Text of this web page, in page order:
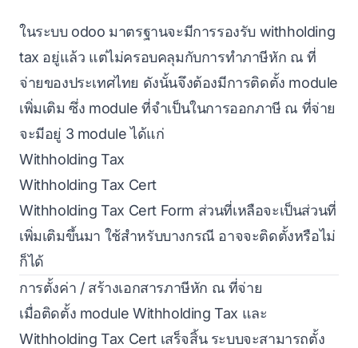
ในระบบ odoo มาตรฐานจะมีการรองรับ withholding
tax อยู่แล้ว แต่ไม่ครอบคลุมกับการทำภาษีหัก ณ ที่
จ่ายของประเทศไทย ดังนั้นจึงต้องมีการติดตั้ง module
เพิ่มเติม ซึ่ง module ที่จำเป็นในการออกภาษี ณ ที่จ่าย
จะมีอยู่ 3 module ได้แก่
Withholding Tax
Withholding Tax Cert
Withholding Tax Cert Form ส่วนที่เหลือจะเป็นส่วนที่
เพิ่มเติมขึ้นมา ใช้สำหรับบางกรณี อาจจะติดตั้งหรือไม่
ก็ได้
การตั้งค่า / สร้างเอกสารภาษีหัก ณ ที่จ่าย
เมื่อติดตั้ง module Withholding Tax และ
Withholding Tax Cert เสร็จสิ้น ระบบจะสามารถตั้ง